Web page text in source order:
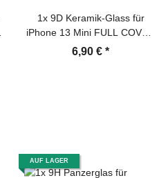
1x 9D Keramik-Glass für
iPhone 13 Mini FULL COVER
3D KLAR Panzerfolie
6,90 € *
AUF LAGER